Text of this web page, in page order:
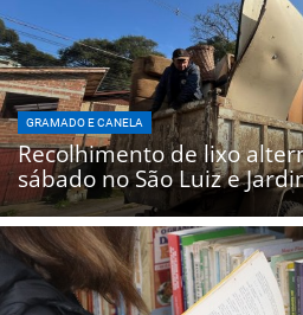
GRAMADO E CANELA
Recolhimento de lixo
sábado no São Luiz e